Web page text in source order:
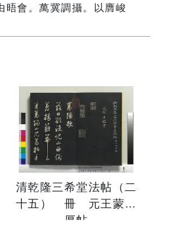
晤會。萬冀調攝。以膺峻
清乾隆三希堂法帖（二
十五） 冊 元王蒙愛
厚帖